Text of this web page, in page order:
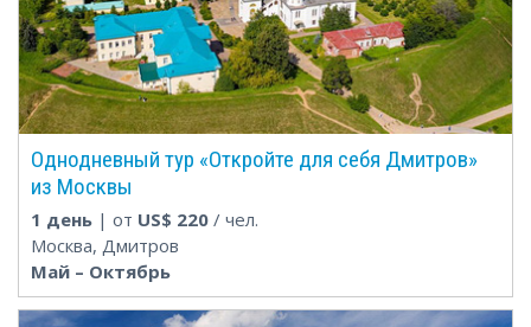
Однодневный тур «Откройте для себя Дмитров»
из Москвы
1 день | от US$ 220 / чел.
Москва, Дмитров
Май – Октябрь